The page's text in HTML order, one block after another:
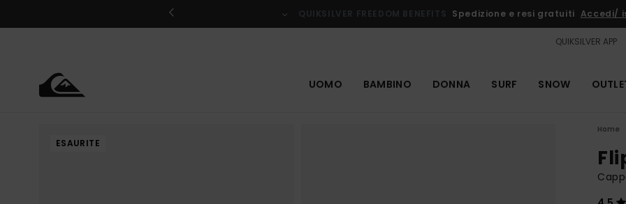
prodotto
QUIKSILVER FREEDOM BENEFITS Spedizione e resi gratuiti Accedi/
QUIKSILVER APP
UOMO BAMBINO DONNA SURF SNOW
ESAURITE
Home